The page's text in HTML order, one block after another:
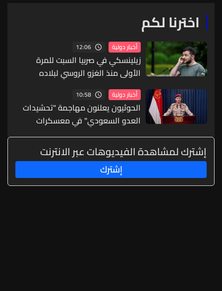
اخترنا لكم
أخبار دولية 12:06
زيلينسكي في صربيا السبت للمرة
الأولى منذ الغزو الروسي لبلاده
أخبار دولية 10:58
الحوثيون يعلنون مهاجمة "تحشيدات
العدو السعودي" في معسكرات
حكومية باليمن
إشترك لمشاهدة الفيديوهات عبر الانترنت
إشترك